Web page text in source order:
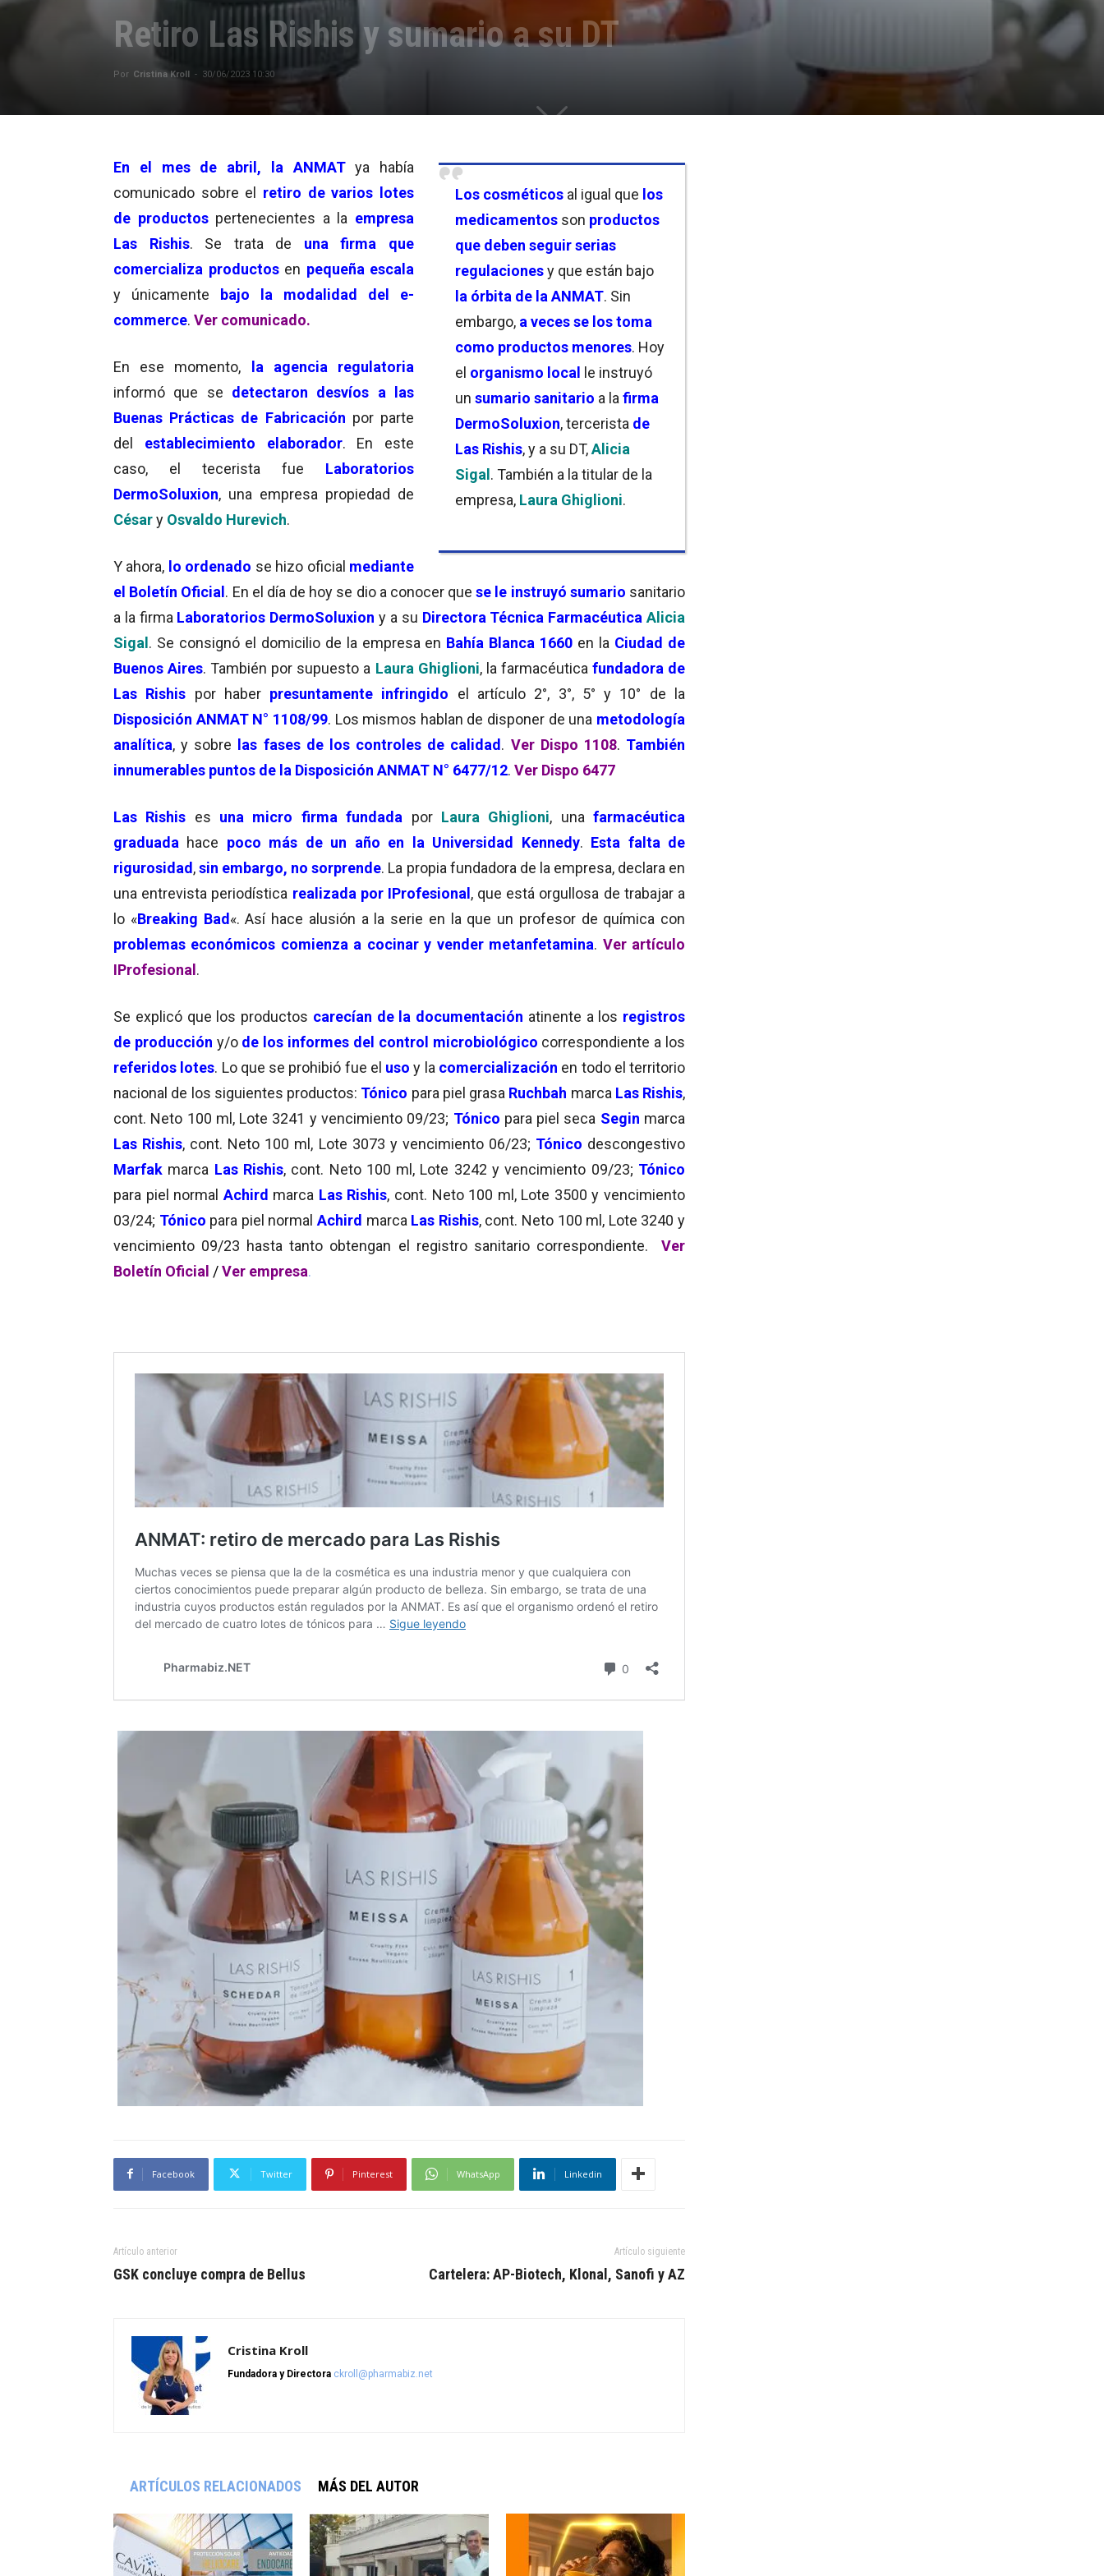
Retiro Las Rishis y sumario a su DT
Por Cristina Kroll - 30/06/2023 10:30
Los cosméticos al igual que los
medicamentos son productos
que deben seguir serias
regulacionesy que están bajo
la órbita de la ANMAT. Sin
embargo, a veces se los toma
como productos menores. Hoy
el organismo local le instruyó
un sumario sanitario a la firma
DermoSoluxion, tercerista de
Las Rishis, y a su DT,Alicia
Sigal. También a la titular de la
empresa, Laura Ghiglioni.
En el mes de abril, la ANMAT ya había
comunicado sobre el retiro de varios lotes
de productos pertenecientes a la empresa
Las Rishis. Se trata de una firma que
comercializa productosen pequeña escala
y únicamente bajo la modalidad del e-
commerce. Ver comunicado.
En ese momento, la agencia regulatoria
informó que se detectaron desvíos a las
Buenas Prácticas de Fabricación por parte
del establecimiento elaborador. En este
caso, el tecerista fue Laboratorios
DermoSoluxion, una empresa propiedad de
Césary Osvaldo Hurevich.
Y ahora, lo ordenado se hizo oficial mediante
el Boletín Oficial. En el día de hoy se dio a conocer quese le instruyó sumario sanitario
a la firma Laboratorios DermoSoluxion y a su Directora Técnica Farmacéutica Alicia
Sigal. Se consignó el domicilio de la empresa en Bahía Blanca 1660 en la Ciudad de
Buenos Aires. También por supuesto a Laura Ghiglioni, la farmacéutica fundadora de
Las Rishis por haber presuntamente infringido
el artículo 2°, 3°, 5° y 10° de la
Disposición ANMAT N° 1108/99. Los mismos hablan de disponer de una metodología
analítica, y sobre las fases de los controles de calidad. Ver Dispo 1108. También
innumerables puntos de la Disposición ANMAT N° 6477/12. Ver Dispo 6477
Las Rishis es una micro firma fundada por Laura Ghiglioni, unafarmacéutica
graduada hace poco más de un año en la Universidad Kennedy. Esta falta de
rigurosidad,sin embargo, no sorprende. La propia fundadora de la empresa, declara en
una entrevista periodística realizada por IProfesional, que está orgullosa de trabajar a
lo «Breaking Bad«. Así hace alusión a la serie en la que un profesor de química con
problemas económicos comienza a cocinar y vender metanfetamina. Ver artículo
IProfesional.
Se explicó que los productos carecían de la documentación atinente a los registros
de producción y/o de los informes del control microbiológico correspondiente a los
referidos lotes. Lo que se prohibió fue el uso y la comercialización en todo el territorio
nacional de los siguientes productos: Tónico para piel grasa Ruchbah marca Las Rishis,
cont. Neto 100 ml, Lote 3241 y vencimiento 09/23; Tónico para piel seca Segin marca
Las Rishis, cont. Neto 100 ml, Lote 3073 y vencimiento 06/23; Tónico descongestivo
Marfak marca Las Rishis, cont. Neto 100 ml, Lote 3242 y vencimiento 09/23; Tónico
para piel normal Achird marca Las Rishis, cont. Neto 100 ml, Lote 3500 y vencimiento
03/24; Tónico para piel normalAchird marca Las Rishis, cont. Neto 100 ml, Lote 3240 y
vencimiento 09/23 hasta tanto obtengan el registro sanitario correspondiente. Ver
Boletín Oficial /Ver empresa.
Facebook Twitter Pinterest WhatsApp Linkedin
Artículo anterior
GSK concluye compra de Bellus
Artículo siguiente
Cartelera: AP-Biotech, Klonal, Sanofi y AZ
Cristina Kroll
Fundadora y Directora ckroll@pharmabiz.net
ARTÍCULOS RELACIONADOS MÁS DEL AUTOR